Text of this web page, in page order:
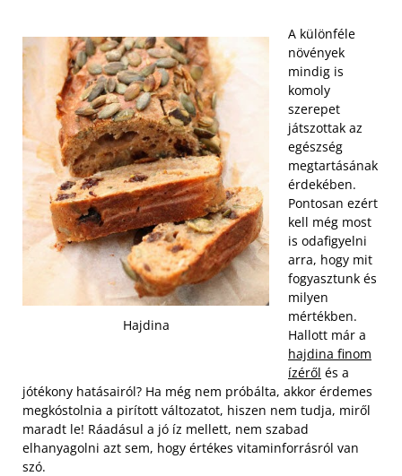
Hajdina
A különféle
növények
mindig is
komoly
szerepet
játszottak az
egészség
megtartásának
érdekében.
Pontosan ezért
kell még most
is odafigyelni
arra, hogy mit
fogyasztunk és
milyen
mértékben.
Hallott már a
hajdina finom
ízéről és a
jótékony hatásairól? Ha még nem próbálta, akkor érdemes
megkóstolnia a pirított változatot, hiszen nem tudja, miről
maradt le! Ráadásul a jó íz mellett, nem szabad
elhanyagolni azt sem, hogy értékes vitaminforrásról van
szó.